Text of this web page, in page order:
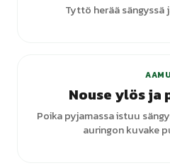
Tyttö herää sängyssä
AAMU
Nouse ylös ja
Poika pyjamassa istuu
auringon kuvake